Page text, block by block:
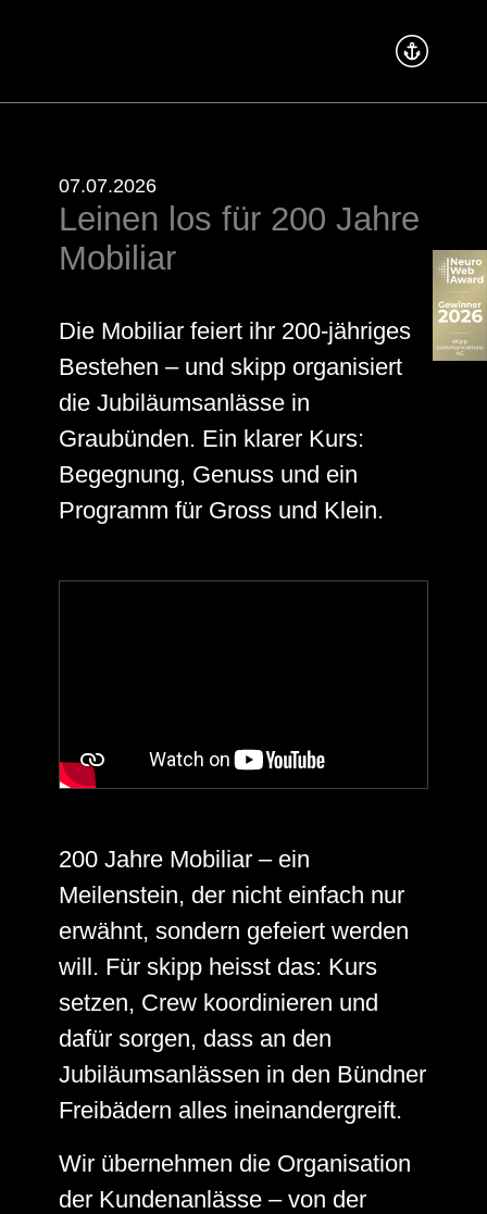
07.07.2026
Leinen los für 200 Jahre
Mobiliar
Die Mobiliar feiert ihr 200-jähriges
Bestehen – und skipp organisiert
die Jubiläumsanlässe in
Graubünden. Ein klarer Kurs:
Begegnung, Genuss und ein
Programm für Gross und Klein.
200 Jahre Mobiliar – ein
Meilenstein, der nicht einfach nur
erwähnt, sondern gefeiert werden
will. Für skipp heisst das: Kurs
setzen, Crew koordinieren und
dafür sorgen, dass an den
Jubiläumsanlässen in den Bündner
Freibädern alles ineinandergreift.
Wir übernehmen die Organisation
der Kundenanlässe – von der